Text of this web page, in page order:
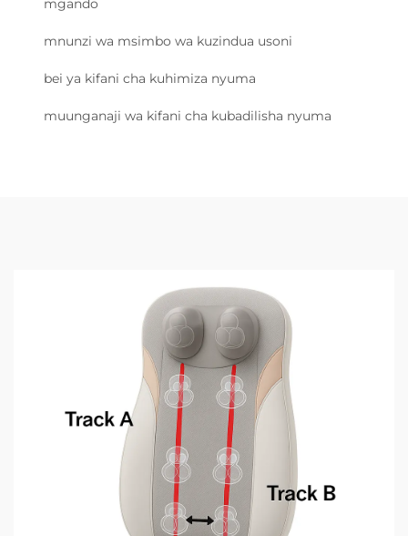
mgando
mnunzi wa msimbo wa kuzindua usoni
bei ya kifani cha kuhimiza nyuma
muunganaji wa kifani cha kubadilisha nyuma